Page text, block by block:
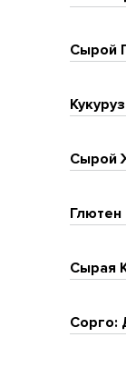
Сырой
Сырой
Глютен
Сырая
Сорго: